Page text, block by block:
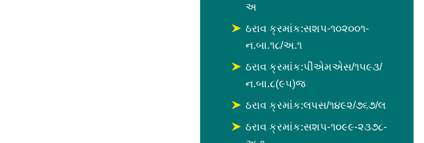
અ
ઠરાવ ક્રમાંક:સશપ-૧૦૨૦૦૧-
ન.બા.૧૮/અ.૧
ઠરાવ ક્રમાંક:પીએમએસ/૧૫૯૩/
ન.બા.૮(૯૫)જ
ઠરાવ ક્રમાંક:લપસ/૧૪૯૨/૭૬૭/લ
ઠરાવ ક્રમાંક:સશપ-૧૦૯૯-૨૩૭૮-